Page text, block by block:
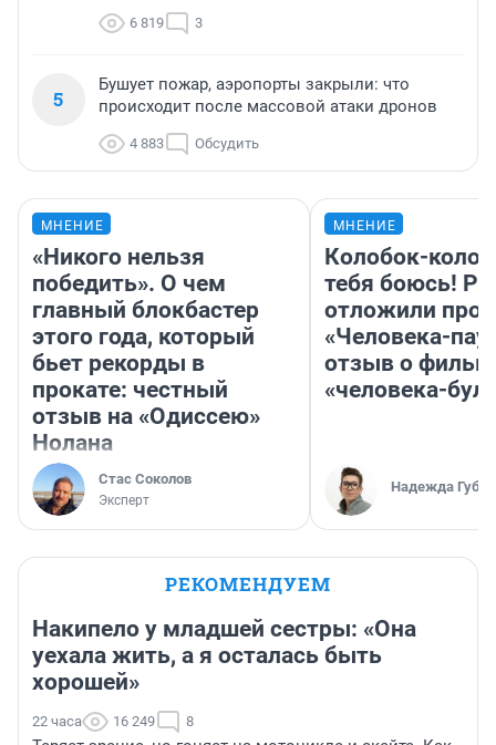
6 819 3
5
Бушует пожар, аэропорты закрыли: что
происходит после массовой атаки дронов
4 883 Обсудить
МНЕНИЕ
«Никого нельзя
победить». О чем
главный блокбастер
этого года, который
бьет рекорды в
прокате: честный
отзыв на «Одиссею»
Нолана
Стас Соколов
Эксперт
МНЕНИЕ
Колобок-
тебя боюсь!
отложили
«Человека-
отзыв о
«человека-
Надежда
РЕКОМЕНДУЕМ
Накипело у младшей сестры: «Она
уехала жить, а я осталась быть
хорошей»
22 часа 16 249 8